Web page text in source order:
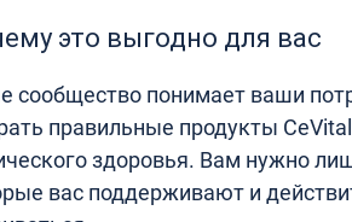
это выгодно для вас
сообщество понимает ваши
правильные продукты
здоровья. Вам нужно
вас поддерживают и